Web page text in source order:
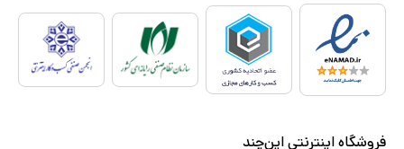
فروشگاه اینترنتی این‌چند